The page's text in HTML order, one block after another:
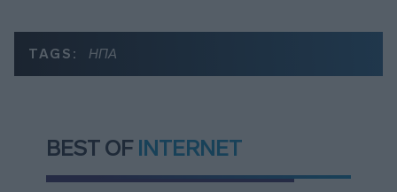
TAGS: ΗΠΑ
BEST OF INTERNET